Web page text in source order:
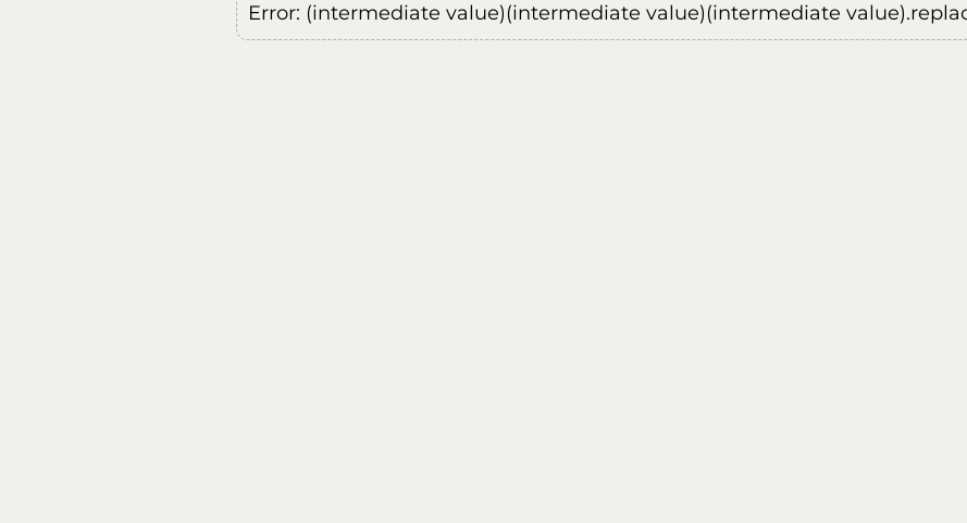
Error: (intermediate value)(intermediate value)(intermediate